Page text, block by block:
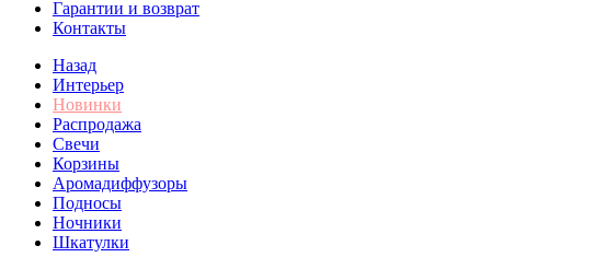
Гарантии и возврат
Контакты
Назад
Интерьер
Новинки
Распродажа
Свечи
Корзины
Аромадиффузоры
Подносы
Ночники
Шкатулки